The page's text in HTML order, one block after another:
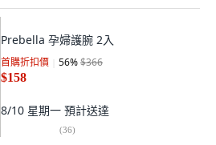
Prebella 孕婦護腕 2入
首購折扣價 56%$366
$158
8/10 星期一 預計送達
(36)